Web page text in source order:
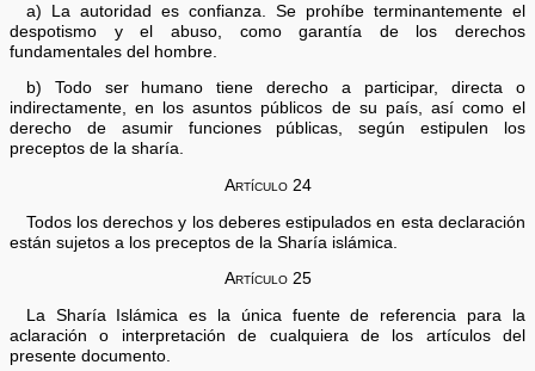
a) La autoridad es confianza. Se prohíbe terminantemente el
despotismo y el abuso, como garantía de los derechos
fundamentales del hombre.
b) Todo ser humano tiene derecho a participar, directa o
indirectamente, en los asuntos públicos de su país, así como el
derecho de asumir funciones públicas, según estipulen los
preceptos de la sharía.
Artículo 24
Todos los derechos y los deberes estipulados en esta declaración
están sujetos a los preceptos de la Sharía islámica.
Artículo 25
La Sharía Islámica es la única fuente de referencia para la
aclaración o interpretación de cualquiera de los artículos del
presente documento.